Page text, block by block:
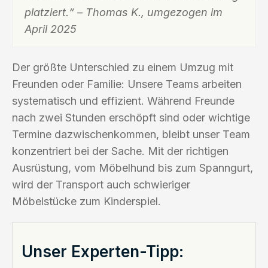
platziert.“ – Thomas K., umgezogen im
April 2025
Der größte Unterschied zu einem Umzug mit
Freunden oder Familie: Unsere Teams arbeiten
systematisch und effizient. Während Freunde
nach zwei Stunden erschöpft sind oder wichtige
Termine dazwischenkommen, bleibt unser Team
konzentriert bei der Sache. Mit der richtigen
Ausrüstung, vom Möbelhund bis zum Spanngurt,
wird der Transport auch schwieriger
Möbelstücke zum Kinderspiel.
Unser Experten-Tipp: